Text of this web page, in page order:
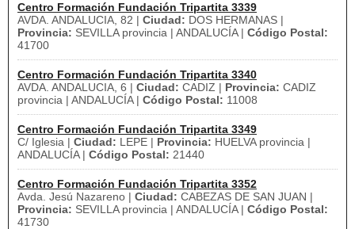
Centro Formación Fundación Tripartita 3339
AVDA. ANDALUCIA, 82 | Ciudad: DOS HERMANAS |
Provincia: SEVILLA provincia | ANDALUCÍA | Código Postal:
41700
Centro Formación Fundación Tripartita 3340
AVDA. ANDALUCIA, 6 | Ciudad: CADIZ | Provincia: CADIZ
provincia | ANDALUCÍA | Código Postal: 11008
Centro Formación Fundación Tripartita 3349
C/ Iglesia | Ciudad: LEPE | Provincia: HUELVA provincia |
ANDALUCÍA | Código Postal: 21440
Centro Formación Fundación Tripartita 3352
Avda. Jesú Nazareno | Ciudad: CABEZAS DE SAN JUAN |
Provincia: SEVILLA provincia | ANDALUCÍA | Código Postal:
41730